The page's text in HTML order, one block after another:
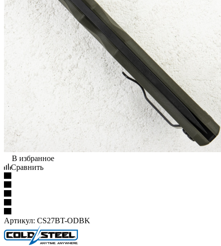
В избранное
Сравнить
Артикул: CS27BT-ODBK